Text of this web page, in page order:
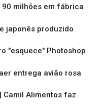
90 milhões em fábrica
japonês produzido
"esquece" Photoshop
entrega avião rosa
Camil Alimentos faz